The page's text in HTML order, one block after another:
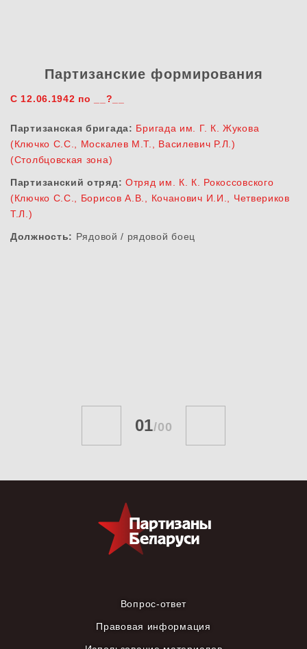
Партизанские формирования
С 12.06.1942 по __?__
Партизанская бригада: Бригада им. Г. К. Жукова
(Ключко С.С., Москалев М.Т., Василевич Р.Л.)
(Столбцовская зона)
Партизанский отряд: Отряд им. К. К. Рокоссовского
(Ключко С.С., Борисов А.В., Кочанович И.И., Четвериков
Т.Л.)
Должность: Рядовой / рядовой боец
01/00
Вопрос-ответ
Правовая информация